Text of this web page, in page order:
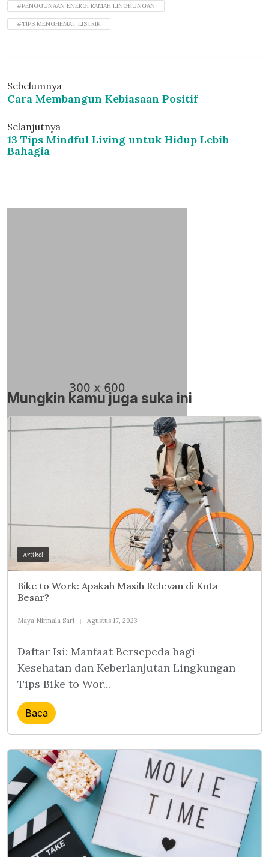
#PENGGUNAAN ENERGI RAMAH LINGKUNGAN
#TIPS MENGHEMAT LISTRIK
Sebelumnya
Cara Membangun Kebiasaan Positif
Selanjutnya
13 Tips Mindful Living untuk Hidup Lebih
Bahagia
Mungkin kamu juga suka ini
Artikel
Bike to Work: Apakah Masih Relevan di Kota
Besar?
Maya Nirmala Sari Agustus 17, 2023
Daftar Isi: Manfaat Bersepeda bagi
Kesehatan dan Keberlanjutan Lingkungan
Tips Bike to Wor...
Baca